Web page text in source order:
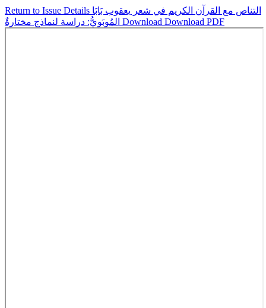
Return to Issue Details التناص مع القرآن الكريم في شعر يعقوب بَابَا
Download Download PDF